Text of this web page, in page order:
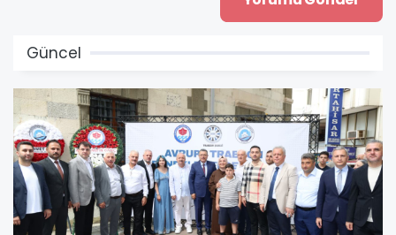
Güncel